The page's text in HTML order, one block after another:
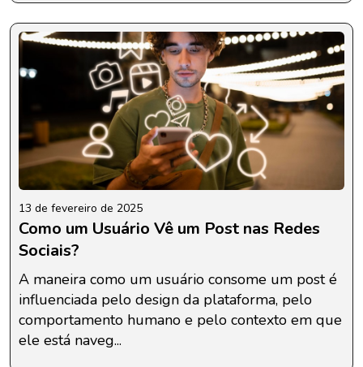
13 de fevereiro de 2025
Como um Usuário Vê um Post nas Redes
Sociais?
A maneira como um usuário consome um post é
influenciada pelo design da plataforma, pelo
comportamento humano e pelo contexto em que
ele está naveg...